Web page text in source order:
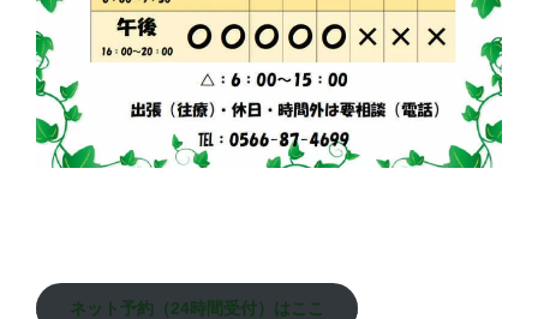
ネット予約（24時間受付）はここ